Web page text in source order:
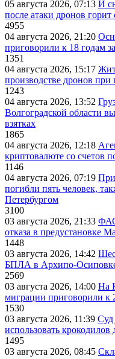
05 августа 2026, 07:13 И
после атаки дронов
4955
04 августа 2026, 21:20
приговорили к 18 годам
1351
04 августа 2026, 15:17
производстве дронов
1243
04 августа 2026, 13:52
Волгоградской области
взятках
1865
04 августа 2026, 12:18
криптовалюте со счетов
1146
04 августа 2026, 07:19
погибли пять человек,
Петербургом
3100
03 августа 2026, 21:33 ФАС
отказа в предустановке
1448
03 августа 2026, 14:42
БПЛА в Архипо-
2569
03 августа 2026, 14:00 На
миграции приговорили к
1530
03 августа 2026, 11:39 Суд
использовать
1495
03 августа 2026, 08:45